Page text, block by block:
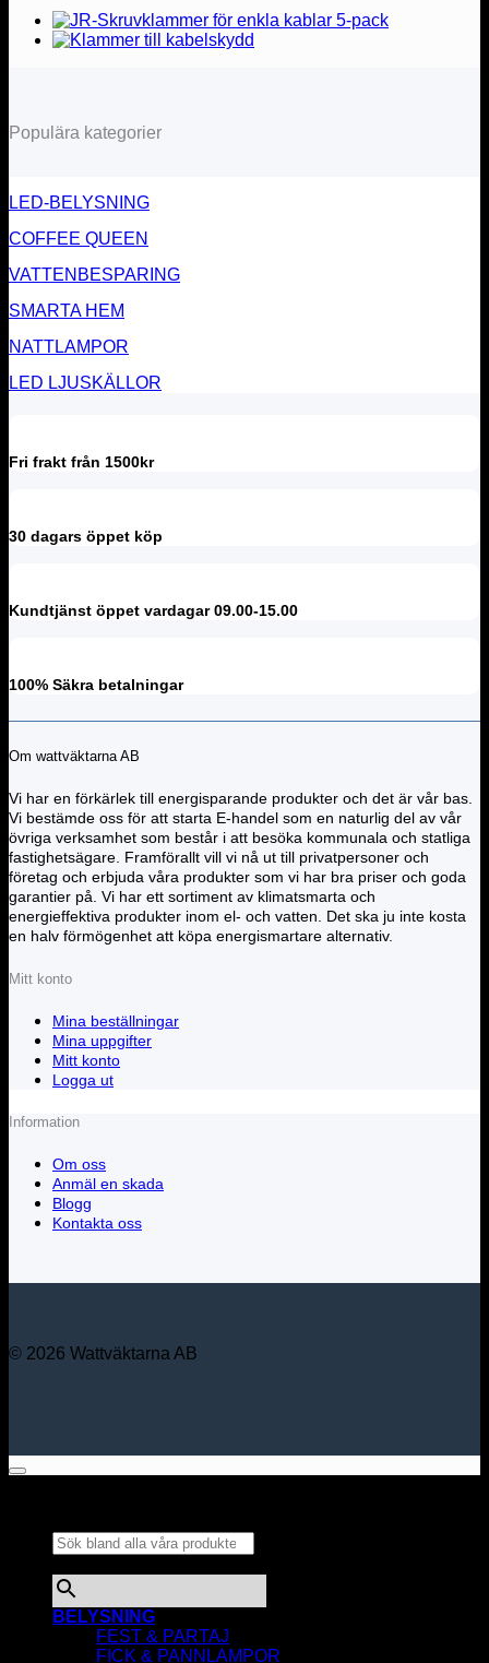
Populära kategorier
LED-BELYSNING
COFFEE QUEEN
VATTENBESPARING
SMARTA HEM
NATTLAMPOR
LED LJUSKÄLLOR
Fri frakt från 1500kr
30 dagars öppet köp
Kundtjänst öppet vardagar 09.00-15.00
100% Säkra betalningar
Om wattväktarna AB
Vi har en förkärlek till energisparande produkter och det är vår bas.
Vi bestämde oss för att starta E-handel som en naturlig del av vår
övriga verksamhet som består i att besöka kommunala och statliga
fastighetsägare. Framförallt vill vi nå ut till privatpersoner och
företag och erbjuda våra produkter som vi har bra priser och goda
garantier på. Vi har ett sortiment av klimatsmarta och
energieffektiva produkter inom el- och vatten. Det ska ju inte kosta
en halv förmögenhet att köpa energismartare alternativ.
Mitt konto
Mina beställningar
Mina uppgifter
Mitt konto
Logga ut
Information
Om oss
Anmäl en skada
Blogg
Kontakta oss
© 2026 Wattväktarna AB
BELYSNING
FEST & PARTAJ
FICK & PANNLAMPOR